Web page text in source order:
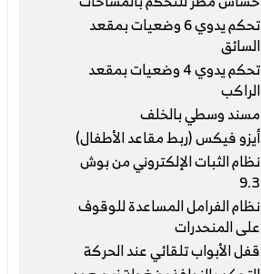
تحكم يدوي 6 وضعيات بمقعد
السائق
تحكم يدوي 4 وضعيات بمقعد
الراكب
مسند وسطي بالخلف
أيزو فيكس (ربط مقاعد الأطفال)
نظام الثبات الإلكتروني من بوش
9.3
نظام الفرامل المساعدة للوقوف
على المنحدرات
قفل الأبواب تلقائي عند الحركة